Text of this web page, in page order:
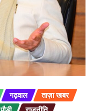
गढ़वाल
ताज़ा खबर